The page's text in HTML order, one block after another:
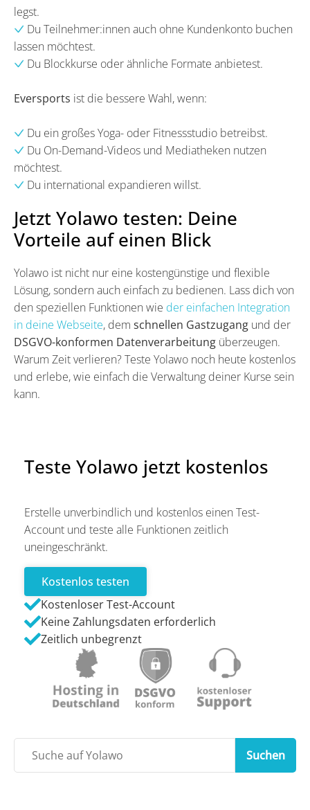
legst.
Du Teilnehmer:innen auch ohne Kundenkonto buchen
lassen möchtest.
Du Blockkurse oder ähnliche Formate anbietest.
Eversports ist die bessere Wahl, wenn:
Du ein großes Yoga- oder Fitnessstudio betreibst.
Du On-Demand-Videos und Mediatheken nutzen
möchtest.
Du international expandieren willst.
Jetzt Yolawo testen: Deine
Vorteile auf einen Blick
Yolawo ist nicht nur eine kostengünstige und flexible
Lösung, sondern auch einfach zu bedienen. Lass dich von
den speziellen Funktionen wie der einfachen Integration
in deine Webseite, dem schnellen Gastzugang und der
DSGVO-konformen Datenverarbeitung überzeugen.
Warum Zeit verlieren? Teste Yolawo noch heute kostenlos
und erlebe, wie einfach die Verwaltung deiner Kurse sein
kann.
Teste Yolawo jetzt kostenlos
Erstelle unverbindlich und kostenlos einen Test-
Account und teste alle Funktionen zeitlich
uneingeschränkt.
Kostenlos testen
Kostenloser Test-Account
Keine Zahlungsdaten erforderlich
Zeitlich unbegrenzt
Suchen